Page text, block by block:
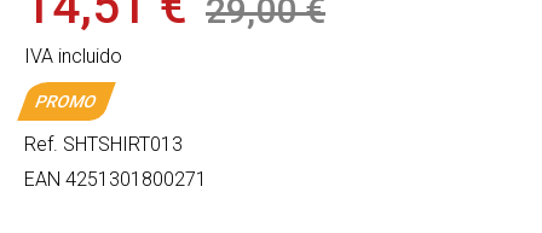
29,00 €
IVA incluido
PROMO
Ref. SHTSHIRT013
EAN 4251301800271